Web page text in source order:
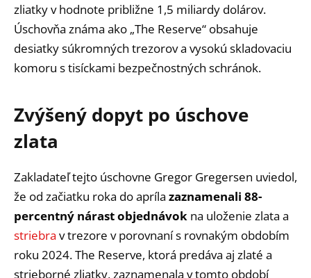
zliatky v hodnote približne 1,5 miliardy dolárov.
Úschovňa známa ako „The Reserve“ obsahuje
desiatky súkromných trezorov a vysokú skladovaciu
komoru s tisíckami bezpečnostných schránok.
Zvýšený dopyt po úschove
zlata
Zakladateľ tejto úschovne Gregor Gregersen uviedol,
že od začiatku roka do apríla zaznamenali 88-
percentný nárast objednávok na uloženie zlata a
striebra v trezore v porovnaní s rovnakým obdobím
roku 2024. The Reserve, ktorá predáva aj zlaté a
strieborné zliatky, zaznamenala v tomto období